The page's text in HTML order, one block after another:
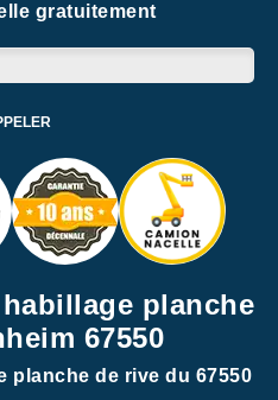
gratuitement
planche
67550
planche de rive du 67550